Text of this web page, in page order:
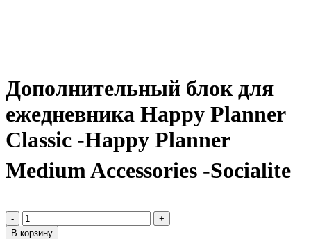
Дополнительный блок для
ежедневника Happy Planner
Classic -Happy Planner
Medium Accessories -Socialite
-
+
В корзину